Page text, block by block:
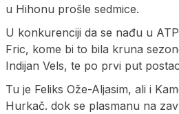
u Hihonu prošle sedmice.
U konkurenciji da se nađu u
Fric, kome bi to bila kruna
Indijan Vels, te po prvi put
Tu je Feliks Ože-Aljasim, ali i
Hurkač. dok se plasmanu na